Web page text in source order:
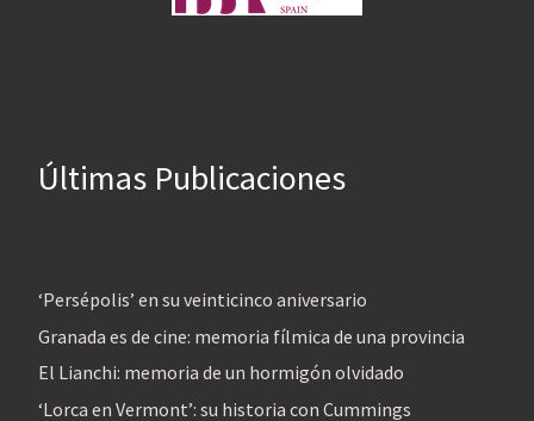
Últimas Publicaciones
‘Persépolis’ en su veinticinco aniversario
Granada es de cine: memoria fílmica de una provincia
El Lianchi: memoria de un hormigón olvidado
‘Lorca en Vermont’: su historia con Cummings